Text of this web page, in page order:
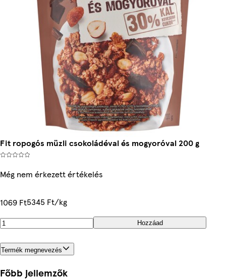
Fit ropogós müzli csokoládéval és mogyoróval 200 g
Még nem érkezett értékelés
1069 Ft5345 Ft/kg
Hozzáad
Termék megnevezés
Főbb jellemzők